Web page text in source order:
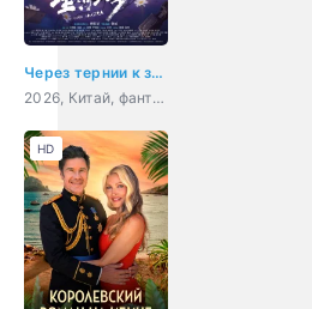
Через тернии к звёздам
2026, Китай, фантастика, боевик, приключения, комедия
HD